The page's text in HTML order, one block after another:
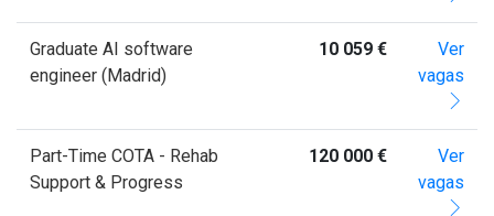
Graduate AI software
engineer (Madrid)
10 059 €
Ver
vagas
Part-Time COTA - Rehab
Support & Progress
120 000 €
Ver
vagas